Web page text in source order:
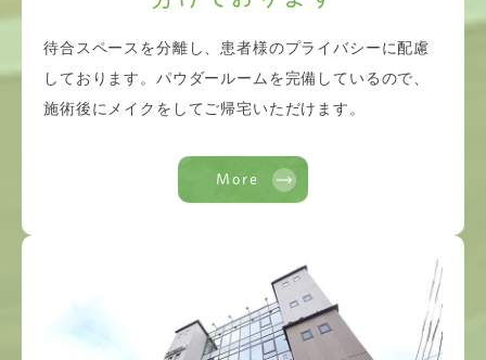
待合スペースを分離し、患者様のプライバシーに配慮
しております。パウダールームを完備しているので、
施術後にメイクをしてご帰宅いただけます。
More